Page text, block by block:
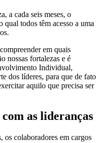
a cada seis meses, o
todos têm acesso a uma
em quais
nossas fortalezas e é
Individual,
dos líderes, para que de fato
aquilo que precisa ser
as lideranças
os colaboradores em cargos